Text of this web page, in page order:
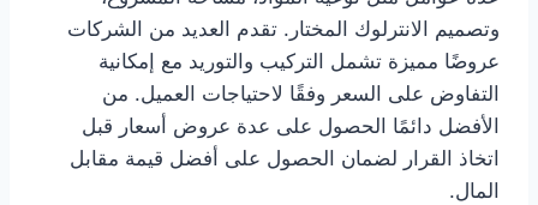
وتصميم الانترلوك المختار. تقدم العديد من الشركات
عروضًا مميزة تشمل التركيب والتوريد مع إمكانية
التفاوض على السعر وفقًا لاحتياجات العميل. من
الأفضل دائمًا الحصول على عدة عروض أسعار قبل
اتخاذ القرار لضمان الحصول على أفضل قيمة مقابل
المال.